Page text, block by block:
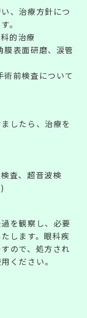
、治療方針につ
。
的治療
表面研磨、涙管
前検査について
したら、治療を
査、超音波検
を観察し、必要
します。眼科疾
ので、処方され
ください。